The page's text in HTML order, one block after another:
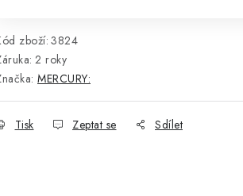
zboží:3824
: 2 roky
MERCURY:
Tisk Zeptat se Sdílet